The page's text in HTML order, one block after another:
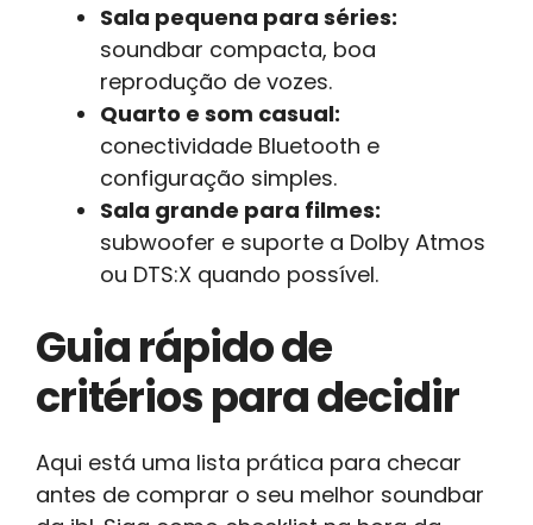
Sala pequena para séries:
soundbar compacta, boa
reprodução de vozes.
Quarto e som casual:
conectividade Bluetooth e
configuração simples.
Sala grande para filmes:
subwoofer e suporte a Dolby Atmos
ou DTS:X quando possível.
Guia rápido de
critérios para decidir
Aqui está uma lista prática para checar
antes de comprar o seu melhor soundbar